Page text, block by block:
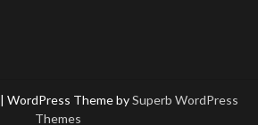
| WordPress Theme bySuperb WordPress
Themes